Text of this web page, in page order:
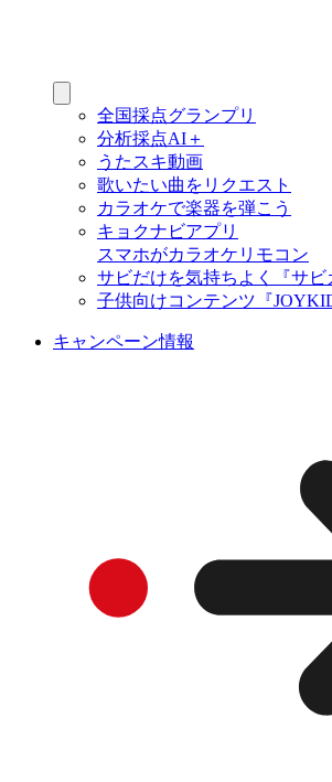
全国採点グランプリ
分析採点AI＋
うたスキ動画
歌いたい曲をリクエスト
カラオケで楽器を弾こう
キョクナビアプリ
スマホがカラオケリモコン
サビだけを気持ちよく『サビ
子供向けコンテンツ『
キャンペーン情報